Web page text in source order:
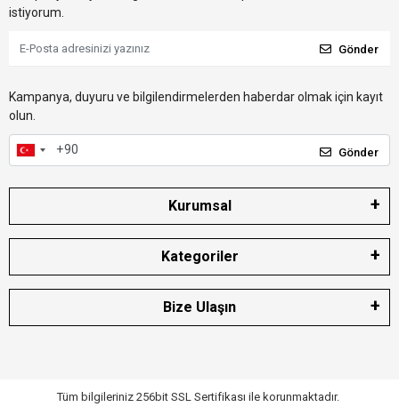
istiyorum.
Gönder
Kampanya, duyuru ve bilgilendirmelerden haberdar olmak için kayıt
olun.
Gönder
Kurumsal
Kategoriler
Bize Ulaşın
Tüm bilgileriniz 256bit SSL Sertifikası ile korunmaktadır.